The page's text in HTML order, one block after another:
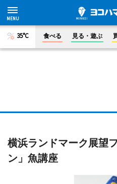
35°C 食べる 見る・遊ぶ
横浜ランドマーク展望
ン」魚講座